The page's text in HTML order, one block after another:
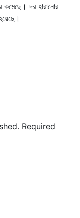
কমেছে। দর হারানোর
Required